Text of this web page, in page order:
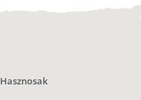
Hasznosak